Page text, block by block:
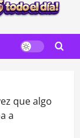
que algo
a